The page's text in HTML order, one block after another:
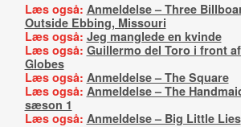
Læs også: Anmeldelse – Three
Outside Ebbing, Missouri
Læs også: Jeg manglede en kvinde
Læs også: Guillermo del Toro i front
Globes
Læs også: Anmeldelse – The Square
Læs også: Anmeldelse – The
sæson 1
Læs også: Anmeldelse – Big Little Lies